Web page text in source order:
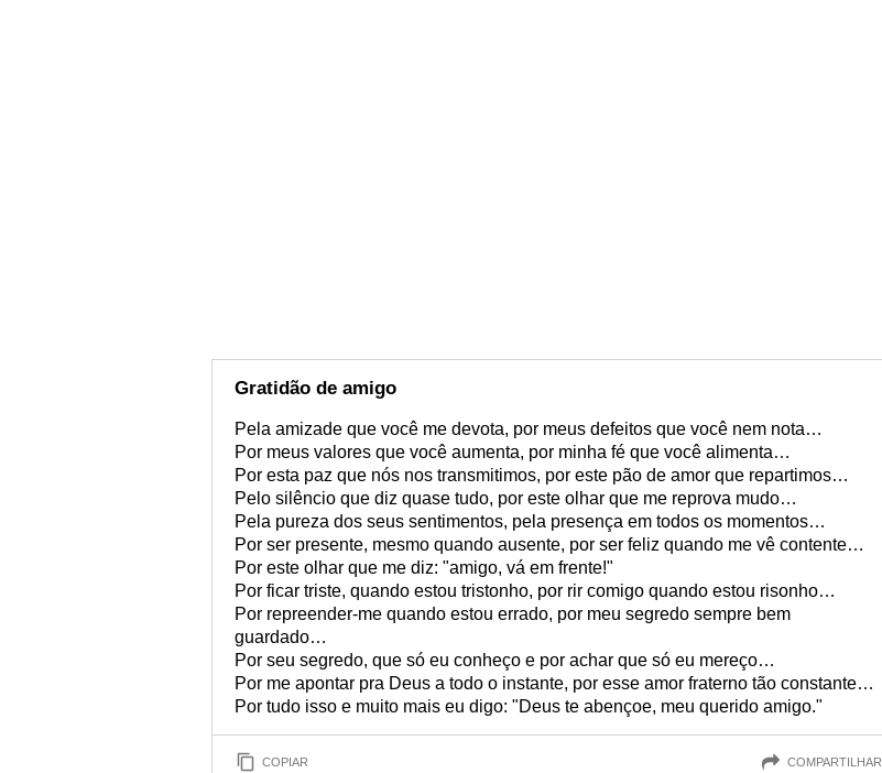
Gratidão de amigo
Pela amizade que você me devota, por meus defeitos que você nem nota…
Por meus valores que você aumenta, por minha fé que você alimenta…
Por esta paz que nós nos transmitimos, por este pão de amor que repartimos…
Pelo silêncio que diz quase tudo, por este olhar que me reprova mudo…
Pela pureza dos seus sentimentos, pela presença em todos os momentos…
Por ser presente, mesmo quando ausente, por ser feliz quando me vê contente…
Por este olhar que me diz: "amigo, vá em frente!"
Por ficar triste, quando estou tristonho, por rir comigo quando estou risonho…
Por repreender-me quando estou errado, por meu segredo sempre bem
guardado…
Por seu segredo, que só eu conheço e por achar que só eu mereço…
Por me apontar pra Deus a todo o instante, por esse amor fraterno tão constante…
Por tudo isso e muito mais eu digo: "Deus te abençoe, meu querido amigo."
COPIAR COMPARTILHAR